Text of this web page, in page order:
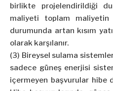
birlikte projelendirildiği
maliyeti toplam maliyetin
durumunda artan kısım
olarak karşılanır.
(3) Bireysel sulama
sadece güneş enerjisi
içermeyen başvurular hibe